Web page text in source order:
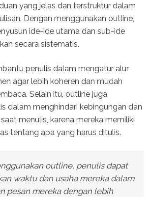
yang jelas dan terstruktur dalam
Dengan menggunakan outline,
ide-ide utama dan sub-ide
secara sistematis.
penulis dalam mengatur alur
agar lebih koheren dan mudah
Selain itu, outline juga
dalam menghindari kebingungan dan
menulis, karena mereka memiliki
tentang apa yang harus ditulis.
outline, penulis dapat
waktu dan usaha mereka dalam
pesan mereka dengan lebih